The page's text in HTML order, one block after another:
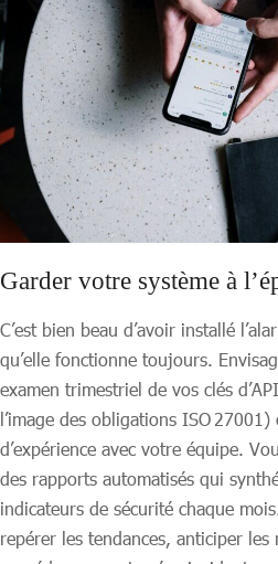
Garder votre système à
C’est bien beau d’avoir installé
qu’elle fonctionne toujours.
examen trimestriel de vos clés
l’image des obligations ISO
d’expérience avec votre équipe.
des rapports automatisés qui
indicateurs de sécurité chaque
repérer les tendances, anticiper